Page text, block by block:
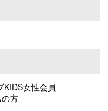
KIDS女性会員
方